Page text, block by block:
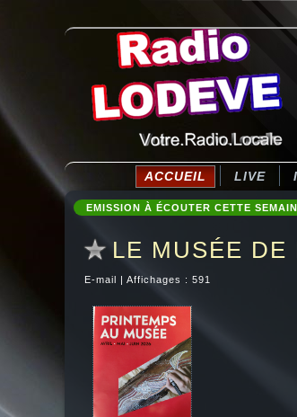
ACCUEIL LIVE
EMISSION À ÉCOUTER CETTE
LE MUSÉE DE
E-mail | Affichages : 591